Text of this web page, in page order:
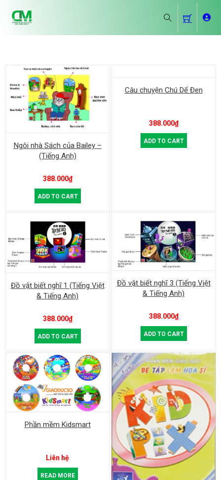
Ngôi nhà Sách của Bailey –
(Tiếng Anh)
388.000₫
ADD TO CART
Câu chuyện Chú Dế Đen
388.000₫
ADD TO CART
Đồ vật biết nghĩ 1 (Tiếng Việt
& Tiếng Anh)
388.000₫
ADD TO CART
Đồ vật biết nghĩ 3 (Tiếng Việt
& Tiếng Anh)
388.000₫
ADD TO CART
Phần mềm Kidsmart
Liên hệ
READ MORE